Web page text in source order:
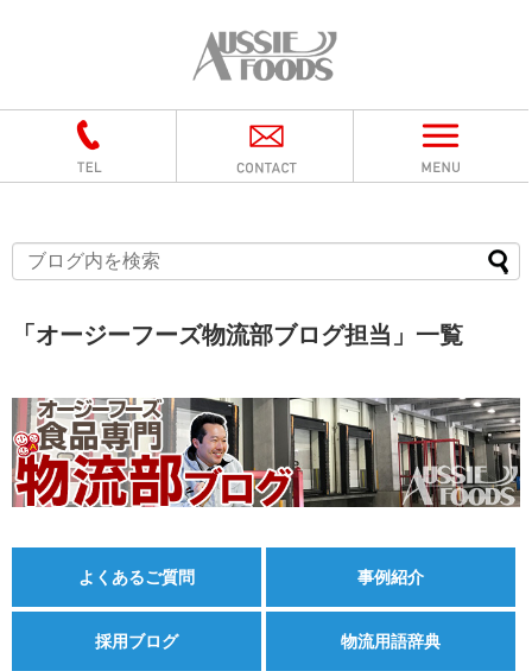
「 オージーフーズ物流部ブログ担当 」 一覧
よくあるご質問 事例紹介
採用ブログ 物流用語辞典